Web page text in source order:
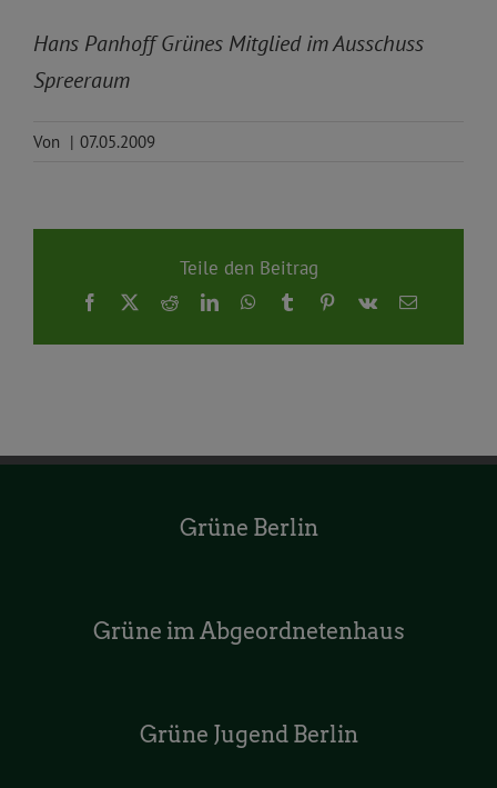
Hans Panhoff Grünes Mitglied im Ausschuss
Spreeraum
Von | 07.05.2009
Teile den Beitrag
Facebook
X RedditLinkedInWhatsApp
TumblrPinterest
Vk
E-
Grüne Berlin
Grüne im Abgeordnetenhaus
Grüne Jugend Berlin